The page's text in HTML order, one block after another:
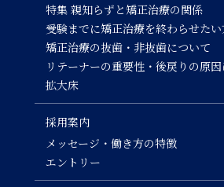
特集 親知らずと矯正治療の関係
受験までに矯正治療を終わらせた
矯正治療の抜歯・非抜歯について
リテーナーの重要性・後戻りの原
拡大床
採用案内
メッセージ・働き方の特徴
エントリー